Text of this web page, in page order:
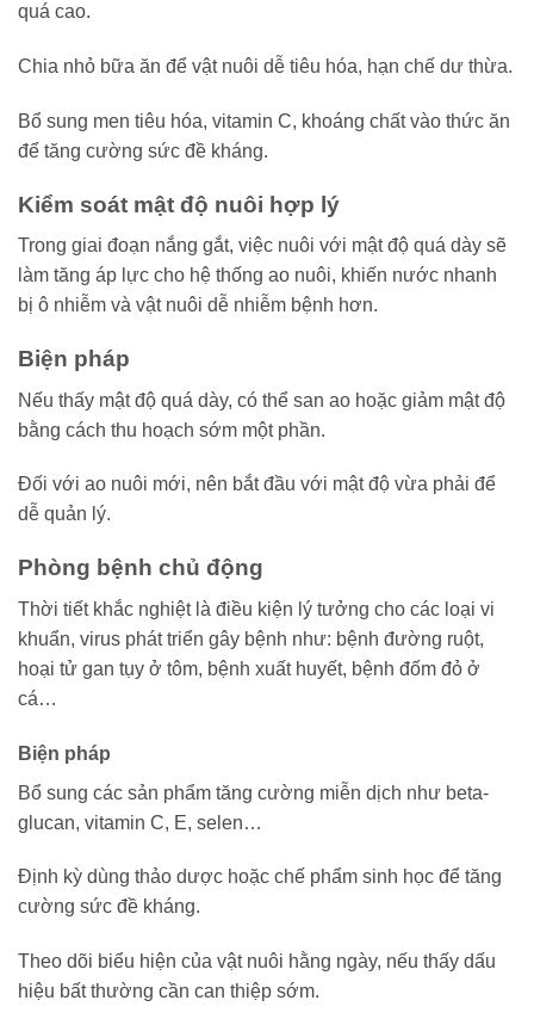
quá cao.
Chia nhỏ bữa ăn để vật nuôi dễ tiêu hóa, hạn chế dư thừa.
Bổ sung men tiêu hóa, vitamin C, khoáng chất vào thức ăn
để tăng cường sức đề kháng.
Kiểm soát mật độ nuôi hợp lý
Trong giai đoạn nắng gắt, việc nuôi với mật độ quá dày sẽ
làm tăng áp lực cho hệ thống ao nuôi, khiến nước nhanh
bị ô nhiễm và vật nuôi dễ nhiễm bệnh hơn.
Biện pháp
Nếu thấy mật độ quá dày, có thể san ao hoặc giảm mật độ
bằng cách thu hoạch sớm một phần.
Đối với ao nuôi mới, nên bắt đầu với mật độ vừa phải để
dễ quản lý.
Phòng bệnh chủ động
Thời tiết khắc nghiệt là điều kiện lý tưởng cho các loại vi
khuẩn, virus phát triển gây bệnh như: bệnh đường ruột,
hoại tử gan tụy ở tôm, bệnh xuất huyết, bệnh đốm đỏ ở
cá…
Biện pháp
Bổ sung các sản phẩm tăng cường miễn dịch như beta-
glucan, vitamin C, E, selen…
Định kỳ dùng thảo dược hoặc chế phẩm sinh học để tăng
cường sức đề kháng.
Theo dõi biểu hiện của vật nuôi hằng ngày, nếu thấy dấu
hiệu bất thường cần can thiệp sớm.